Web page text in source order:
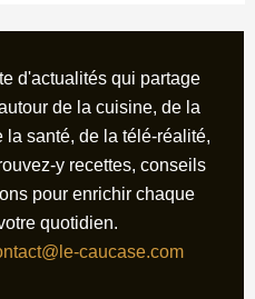
d'actualités qui partage
de la cuisine, de la
la santé, de la télé-réalité,
y recettes, conseils
pour enrichir chaque
quotidien.
caucase.com